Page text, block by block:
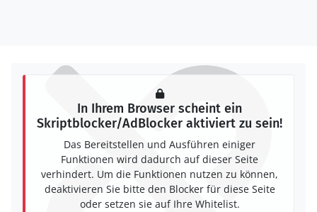
In Ihrem Browser scheint ein
Skriptblocker/AdBlocker aktiviert zu sein!
Das Bereitstellen und Ausführen einiger
Funktionen wird dadurch auf dieser Seite
verhindert. Um die Funktionen nutzen zu können,
deaktivieren Sie bitte den Blocker für diese Seite
oder setzen sie auf Ihre Whitelist.